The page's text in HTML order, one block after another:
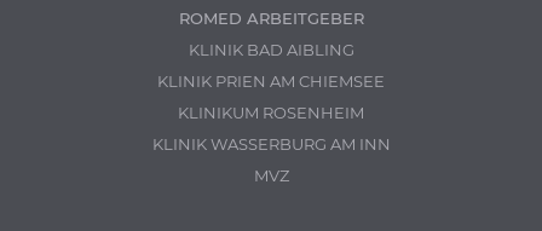
ROMED ARBEITGEBER
KLINIK BAD AIBLING
KLINIK PRIEN AM CHIEMSEE
KLINIKUM ROSENHEIM
KLINIK WASSERBURG AM INN
MVZ